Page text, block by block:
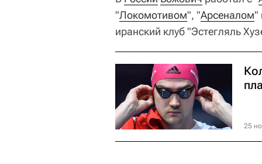
"Локомотивом", "Арсеналом"
иранский клуб "Эстегляль
25